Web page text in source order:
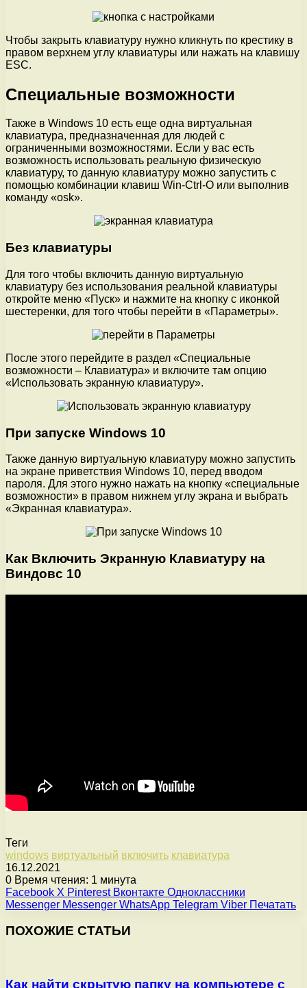
Чтобы закрыть клавиатуру нужно кликнуть по крестику в
правом верхнем углу клавиатуры или нажать на клавишу
ESC.
Специальные возможности
Также в Windows 10 есть еще одна виртуальная
клавиатура, предназначенная для людей с
ограниченными возможностями. Если у вас есть
возможность использовать реальную физическую
клавиатуру, то данную клавиатуру можно запустить с
помощью комбинации клавиш Win-Ctrl-O или выполнив
команду «osk».
Без клавиатуры
Для того чтобы включить данную виртуальную
клавиатуру без использования реальной клавиатуры
откройте меню «Пуск» и нажмите на кнопку с иконкой
шестеренки, для того чтобы перейти в «Параметры».
После этого перейдите в раздел «Специальные
возможности – Клавиатура» и включите там опцию
«Использовать экранную клавиатуру».
При запуске Windows 10
Также данную виртуальную клавиатуру можно запустить
на экране приветствия Windows 10, перед вводом
пароля. Для этого нужно нажать на кнопку «специальные
возможности» в правом нижнем углу экрана и выбрать
«Экранная клавиатура».
Как Включить Экранную Клавиатуру на
Виндовс 10
Теги
windows виртуальный включить клавиатура
16.12.2021
0 Время чтения: 1 минута
Facebook X Pinterest Вконтакте Одноклассники
Messenger Messenger WhatsApp Telegram Viber Печатать
ПОХОЖИЕ СТАТЬИ
Как найти скрытую папку на компьютере с